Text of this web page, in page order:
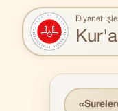
Diyanet
‹‹